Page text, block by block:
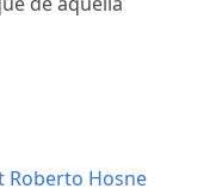
Roberto Hosne